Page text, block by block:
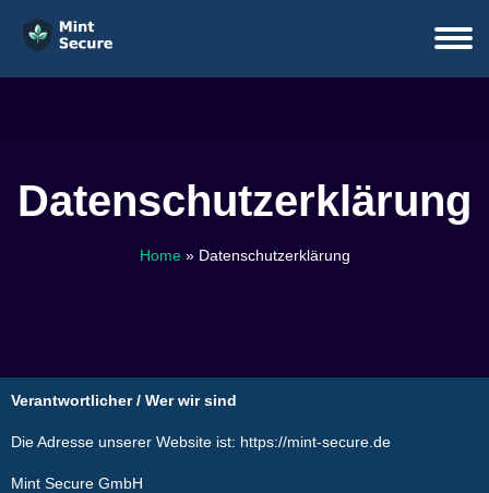
Datenschutzerklärung
Home» Datenschutzerklärung
Ver­ant­wort­li­cher / Wer wir sind
Die Adresse unserer Website ist: https://mint-secure.de
Mint Secure GmbH